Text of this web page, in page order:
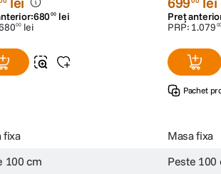
680 00 lei
00 lei
Preț
PRP: 1.079 00
Pachet
fixa Masa fixa
100 cm Peste 100